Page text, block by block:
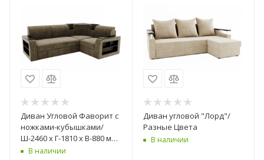
Диван Угловой Фаворит с
ножками-кубышками/
Ш-2460 х Г-1810 х В-880 мм/
Спальное место Ш-1350 х
В наличии
Диван угловой "Лорд"/
Разные Цвета
В наличии